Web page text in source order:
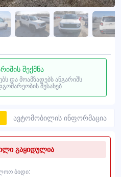
შექმნა
და მოამზადებს ანგარიშს
შესახებ
ავტომობილის ინფორმაცია
გაყიდულია
ბიდი: